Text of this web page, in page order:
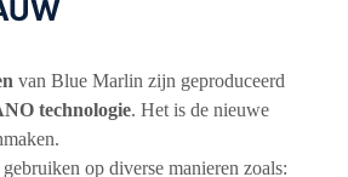
van Blue Marlin zijn geproduceerd
technologie. Het is de nieuwe
op diverse manieren zoals: